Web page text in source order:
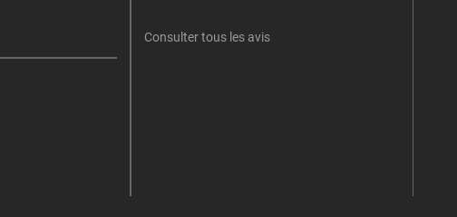
Consulter tous les avis